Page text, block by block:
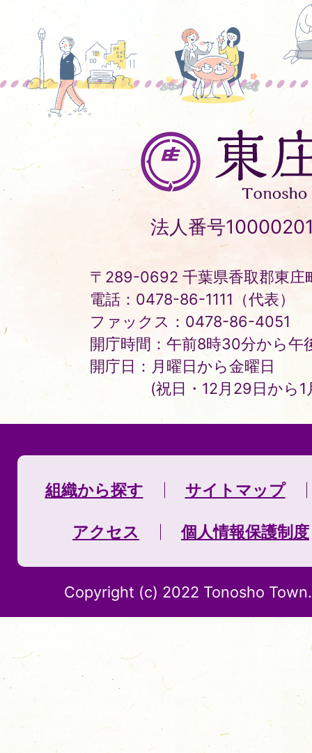
東
庄
町
Tonosho
Town
法人番号
〒289-0692 千葉県香取郡東庄
電話：0478-86-1111（代表）
ファックス：0478-86-4051
開庁時間：午前8時30分から午
開庁日：月曜日から金曜日
(祝日・12月29日から
組織から探す サイトマップ
アクセス 個人情報保護制度
Copyright (c) 2022 Tonosho